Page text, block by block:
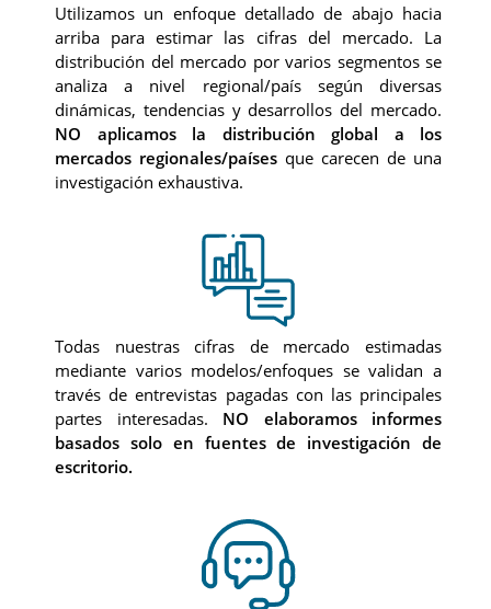
Utilizamos un enfoque detallado de abajo hacia
arriba para estimar las cifras del mercado. La
distribución del mercado por varios segmentos se
analiza a nivel regional/país según diversas
dinámicas, tendencias y desarrollos del mercado.
NO aplicamos la distribución global a los
mercados regionales/países que carecen de una
investigación exhaustiva.
Todas nuestras cifras de mercado estimadas
mediante varios modelos/enfoques se validan a
través de entrevistas pagadas con las principales
partes interesadas. NO elaboramos informes
basados solo en fuentes de investigación de
escritorio.